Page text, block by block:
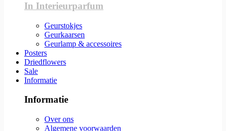
In Interieurparfum
Geurstokjes
Geurkaarsen
Geurlamp & accessoires
Posters
Driedflowers
Sale
Informatie
Informatie
Over ons
Algemene voorwaarden